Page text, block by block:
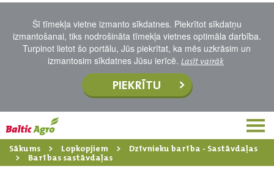
Šī tīmekļa vietne izmanto sīkdatnes. Piekrītot sīkdatņu
izmantošanai, tiks nodrošināta tīmekļa vietnes optimāla darbība.
Turpinot lietot šo portālu, Jūs piekrītat, ka mēs uzkrāsim un
izmantosim sīkdatnes Jūsu ierīcē. Lasīt vairāk
PIEKRĪTU
Sākums Lopkopjiem
Dzīvnieku barība - Sastāvdaļas
Barības sastāvdaļas